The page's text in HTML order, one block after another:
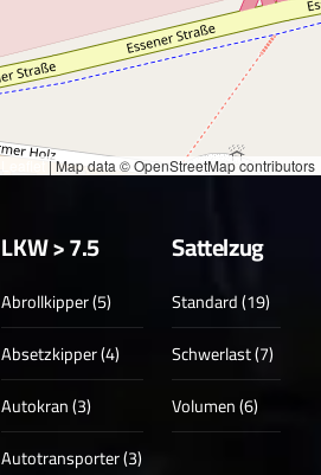
Leaflet |Map data © OpenStreetMap contributors
LKW > 7.5
Abrollkipper (5)
Absetzkipper (4)
Autokran (3)
Autotransporter (3)
Sattelzug
Standard (19)
Schwerlast (7)
Volumen (6)